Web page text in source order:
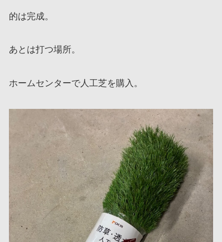
的は完成。
あとは打つ場所。
ホームセンターで人工芝を購入。